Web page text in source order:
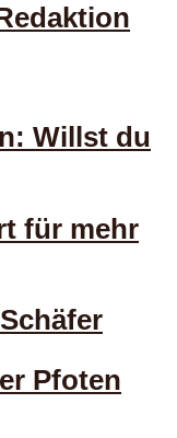
Willst du
für mehr
Pfoten